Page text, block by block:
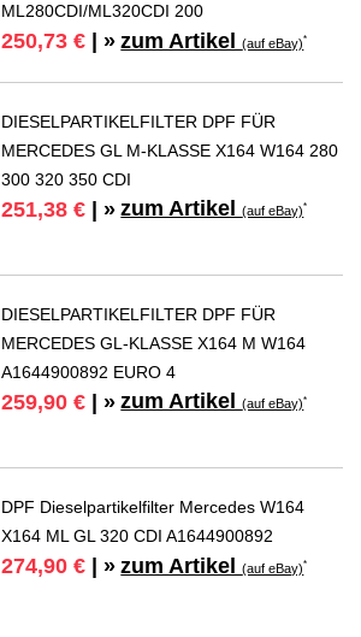
ML280CDI/ML320CDI 200
250,73 € | » zum Artikel(auf eBay)*
DIESELPARTIKELFILTER DPF FÜR
MERCEDES GL M-KLASSE X164 W164 280
300 320 350 CDI
251,38 € | » zum Artikel(auf eBay)*
DIESELPARTIKELFILTER DPF FÜR
MERCEDES GL-KLASSE X164 M W164
A1644900892 EURO 4
259,90 € | » zum Artikel(auf eBay)*
DPF Dieselpartikelfilter Mercedes W164
X164 ML GL 320 CDI A1644900892
274,90 € | » zum Artikel(auf eBay)*